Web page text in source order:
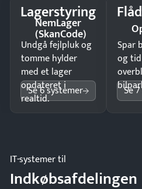
Lagerstyring
NemLager
(SkanCode)
Undgå fejlpluk og
tomme hylder
med et lager
opdateret i
realtid.
Se 6 systemer
Spar
og tid
Se
IT-systemer til
Indkøbsafdelingen